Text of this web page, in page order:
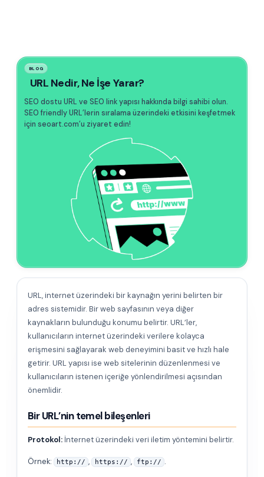
BLOG
URL Nedir, Ne İşe Yarar?
SEO dostu URL ve SEO link yapısı hakkında bilgi sahibi olun.
SEO friendly URL’lerin sıralama üzerindeki etkisini keşfetmek
için seoart.com’u ziyaret edin!
URL, internet üzerindeki bir kaynağın yerini belirten bir
adres sistemidir. Bir web sayfasının veya diğer
kaynakların bulunduğu konumu belirtir. URL’ler,
kullanıcıların internet üzerindeki verilere kolayca
erişmesini sağlayarak web deneyimini basit ve hızlı hale
getirir. URL yapısı ise web sitelerinin düzenlenmesi ve
kullanıcıların istenen içeriğe yönlendirilmesi açısından
önemlidir.
Bir URL’nin temel bileşenleri
Protokol:İnternet üzerindeki veri iletim yöntemini belirtir.
Örnek: http:// , https:// , ftp:// .